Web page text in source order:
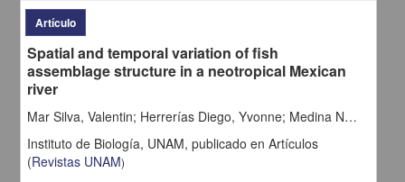
Biogeographic analysis of the American genus Echeandia
Ortiz Brunel, Juan Pablo; Munguía Lino, Guadalupe; Castro Castro,
Arturo; Rodríguez, Aarón - Instituto de Biología, UNAM
2021-10-18
Biología y Química
Artículo
Spatial and temporal variation of fish
assemblage structure in a neotropical Mexican
river
Mar Silva, Valentin; Herrerías Diego, Yvonne; Medina Nava, Martina; Ramírez Herrejón, Juan Pablo; Mendoza Cuenca, Luis; Hernández Morales, Rubén; Domínguez Domínguez, Omar
Instituto de Biología, UNAM, publicado enArtículos
(Revistas UNAM)